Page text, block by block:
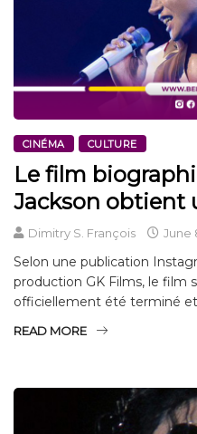
CINÉMA CULTURE
Le film
Jackson obtient
Dimitry S. François June
Selon une publication
production GK Films, le film
officiellement été terminé et
READ MORE